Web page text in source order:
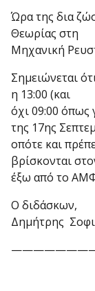
Ώρα της δια
Θεωρίας στη
Μηχανική
Σημειώνεται
η 13:00 (και
όχι 09:00 όπως
της 17ης
οπότε και
βρίσκονται
έξω από το
Ο διδάσκων,
Δημήτρης